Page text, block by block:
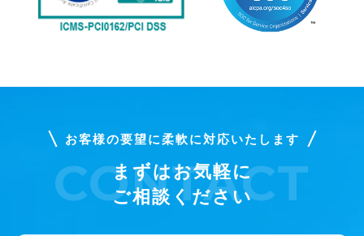
お客様の要望に柔軟に対応いたします
まずはお気軽に
ご相談ください